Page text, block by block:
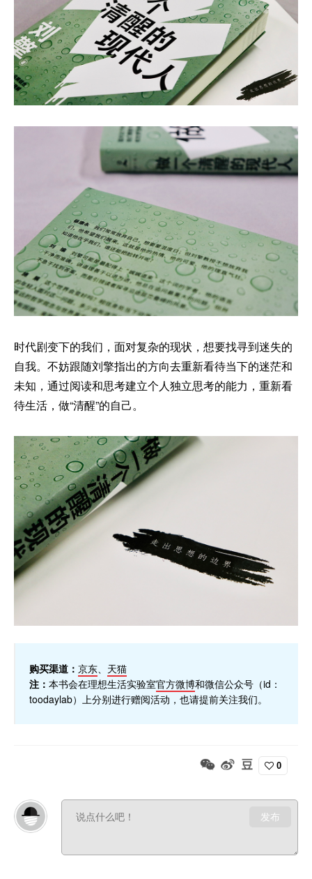
时代剧变下的我们，面对复杂的现状，想要找寻到迷失的
自我。不妨跟随刘擎指出的方向去重新看待当下的迷茫和
未知，通过阅读和思考建立个人独立思考的能力，重新看
待生活，做“清醒”的自己。
购买渠道： 京东、 天猫
注： 本书会在理想生活实验室官方微博和微信公众号（id：
toodaylab）上分别进行赠阅活动，也请提前关注我们。
0
发布